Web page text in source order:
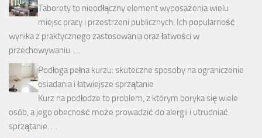
Taborety to nieodłączny element wyposażenia wielu
miejsc pracy i przestrzeni publicznych. Ich popularność
wynika z praktycznego zastosowania oraz łatwości w
przechowywaniu. …
Podłoga pełna kurzu: skuteczne sposoby na ograniczenie
osiadania i łatwiejsze sprzątanie
Kurz na podłodze to problem, z którym boryka się wiele
osób, a jego obecność może prowadzić do alergii i utrudniać
sprzątanie. …